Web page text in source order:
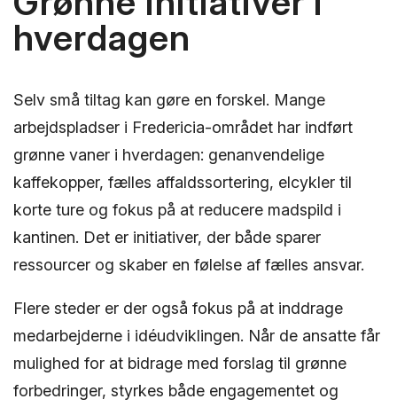
hverdagen
Selv små tiltag kan gøre en forskel. Mange
arbejdspladser i Fredericia-området har indført
grønne vaner i hverdagen: genanvendelige
kaffekopper, fælles affaldssortering, elcykler til
korte ture og fokus på at reducere madspild i
kantinen. Det er initiativer, der både sparer
ressourcer og skaber en følelse af fælles ansvar.
Flere steder er der også fokus på at inddrage
medarbejderne i idéudviklingen. Når de ansatte får
mulighed for at bidrage med forslag til grønne
forbedringer, styrkes både engagementet og